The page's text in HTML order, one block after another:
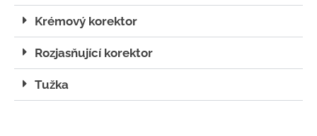
Krémový korektor
Rozjasňující korektor
Tužka